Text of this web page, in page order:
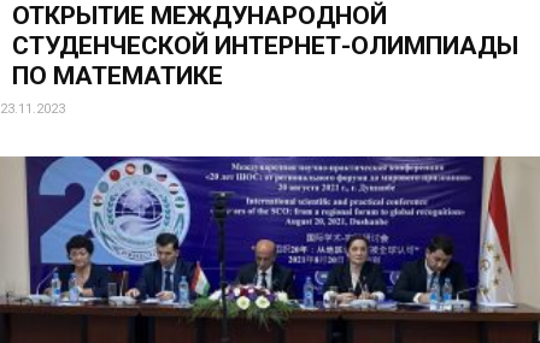
ОТКРЫТИЕ МЕЖДУНАРОДНОЙ
СТУДЕНЧЕСКОЙ ИНТЕРНЕТ-ОЛИМПИАДЫ
ПО МАТЕМАТИКЕ
23.11.2023